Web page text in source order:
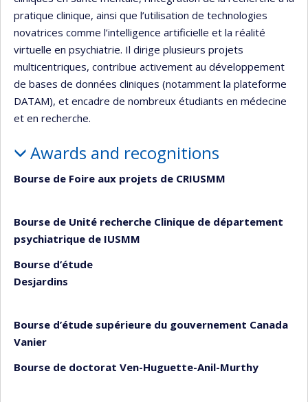
pratique clinique, ainsi que l’utilisation de technologies
novatrices comme l’intelligence artificielle et la réalité
virtuelle en psychiatrie. Il dirige plusieurs projets
multicentriques, contribue activement au développement
de bases de données cliniques (notamment la plateforme
DATAM), et encadre de nombreux étudiants en médecine
et en recherche.
Awards and recognitions
Bourse de Foire aux projets de CRIUSMM
Bourse de Unité recherche Clinique de département
psychiatrique de IUSMM
Bourse d’étude
Desjardins
Bourse d’étude supérieure du gouvernement Canada
Vanier
Bourse de doctorat Ven-Huguette-Anil-Murthy